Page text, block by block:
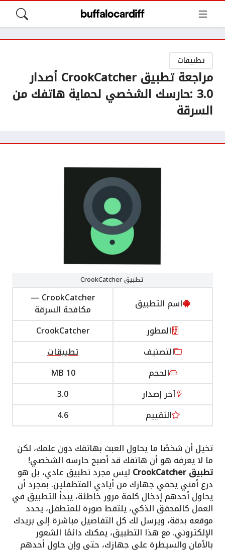
تطبيقات
مراجعة تطبيق CrookCatcher أصدار
3.0 :حارسك الشخصي لحماية هاتفك من
السرقة
تطبيق CrookCatcher
اسم التطبيق CrookCatcher —
مكافحة السرقة
المطور
CrookCatcher
التصنيف
تطبيقات
الحجم
10 MB
آخر إصدار
3.0
التقييم
4.6
تخيل أن شخصًا ما يحاول العبث بهاتفك دون علمك، لكن
ما لا يعرفه هو أن هاتفك قد أصبح حارسه الشخصي!
تطبيق CrookCatcher ليس مجرد تطبيق عادي، بل هو
درع أمني يحمي جهازك من أيادي المتطفلين. بمجرد أن
يحاول أحدهم إدخال كلمة مرور خاطئة، يبدأ التطبيق في
العمل كالمحقق الذكي، يلتقط صورة للمتطفل، يحدد
موقعه بدقة، ويرسل لك كل التفاصيل مباشرة إلى بريدك
الإلكتروني. مع هذا التطبيق، يمكنك دائمًا الشعور
بالأمان والسيطرة على جهازك، حتى وإن حاول أحدهم